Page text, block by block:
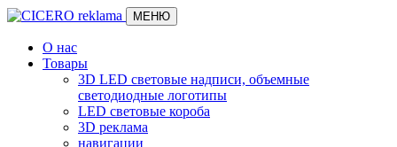
МЕНЮ
О нас
Товары
3D LED световые надписи, объемные
светодиодные логотипы
LED световые короба
3D реклама
навигации